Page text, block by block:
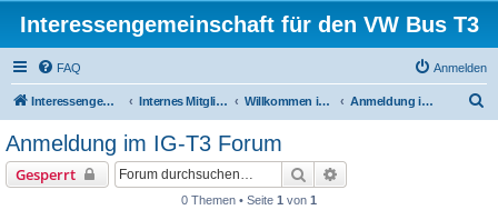
Interessengemeinschaft für den VW Bus T3
FAQ Anmelden
Interessengemeinschaft für den VW Bus T3 Internes Mitgliederforum Willkommen im internen Forum der IG-T3 Anmeldung im IG-T3 Forum
Anmeldung im IG-T3 Forum
Gesperrt Suche
0 Themen • Seite 1 von 1